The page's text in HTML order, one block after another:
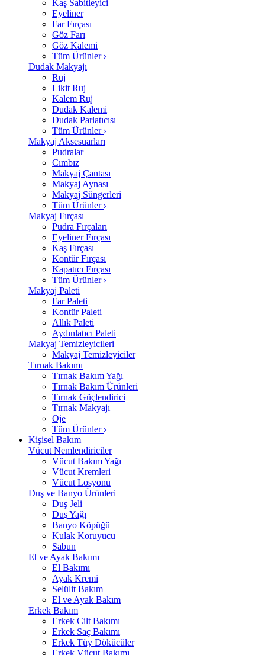
Kaş Sabitleyici
Eyeliner
Far Fırçası
Göz Farı
Göz Kalemi
Tüm Ürünler
Dudak Makyajı
Ruj
Likit Ruj
Kalem Ruj
Dudak Kalemi
Dudak Parlatıcısı
Tüm Ürünler
Makyaj Aksesuarları
Pudralar
Cımbız
Makyaj Çantası
Makyaj Aynası
Makyaj Süngerleri
Tüm Ürünler
Makyaj Fırçası
Pudra Fırçaları
Eyeliner Fırçası
Kaş Fırçası
Kontür Fırçası
Kapatıcı Fırçası
Tüm Ürünler
Makyaj Paleti
Far Paleti
Kontür Paleti
Allık Paleti
Aydınlatıcı Paleti
Makyaj Temizleyicileri
Makyaj Temizleyiciler
Tırnak Bakımı
Tırnak Bakım Yağı
Tırnak Bakım Ürünleri
Tırnak Güçlendirici
Tırnak Makyajı
Oje
Tüm Ürünler
Kişisel Bakım
Vücut Nemlendiriciler
Vücut Bakım Yağı
Vücut Kremleri
Vücut Losyonu
Duş ve Banyo Ürünleri
Duş Jeli
Duş Yağı
Banyo Köpüğü
Kulak Koruyucu
Sabun
El ve Ayak Bakımı
El Bakımı
Ayak Kremi
Selülit Bakım
El ve Ayak Bakım
Erkek Bakım
Erkek Cilt Bakımı
Erkek Saç Bakımı
Erkek Tüy Dökücüler
Erkek Vücut Bakımı